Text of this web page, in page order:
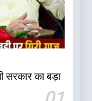
सरकार का बड़ा
के मालिक दीपक
आदि पर